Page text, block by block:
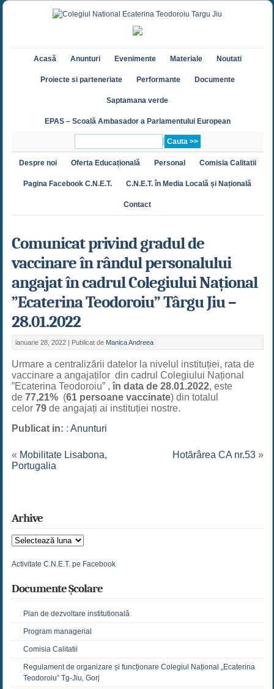
Acasă Anunturi Evenimente Materiale Noutati
Proiecte si parteneriate Performante Documente
Saptamana verde
EPAS – Scoală Ambasador a Parlamentului European
Despre noi Oferta Educațională Personal Comisia Calitatii
Pagina Facebook C.N.E.T. C.N.E.T. în Media Locală și Națională
Contact
Comunicat privind gradul de
vaccinare în rândul personalului
angajat în cadrul Colegiului Național
”Ecaterina Teodoroiu” Târgu Jiu –
28.01.2022
ianuarie 28, 2022 | Publicat de Manica Andreea
Urmare a centralizării datelor la nivelul instituției, rata de
vaccinare a angajaților din cadrul Colegiului Național
”Ecaterina Teodoroiu” ,în data de 28.01.2022, este
de 77,21%(61 persoane vaccinate) din totalul
celor 79de angajați ai instituției nostre.
Publicat in: : Anunturi
« Mobilitate Lisabona,
Portugalia
Hotărârea CA nr.53 »
Arhive
Arhive
Activitate C.N.E.T. pe Facebook
Documente Școlare
Plan de dezvoltare institutională
Program managerial
Comisia Calitatii
Regulament de organizare și funcționare Colegiul Național „Ecaterina
Teodoroiu” Tg-Jiu, Gorj